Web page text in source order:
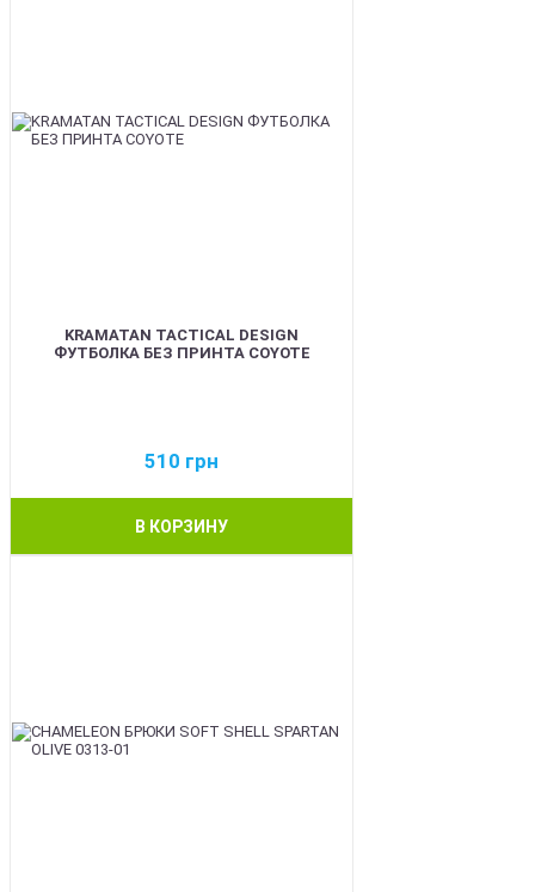
KRAMATAN TACTICAL DESIGN
ФУТБОЛКА БЕЗ ПРИНТА COYOTE
510 грн
В КОРЗИНУ